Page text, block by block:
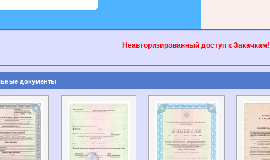
Неавторизированный доступ к Закачкам!
документы